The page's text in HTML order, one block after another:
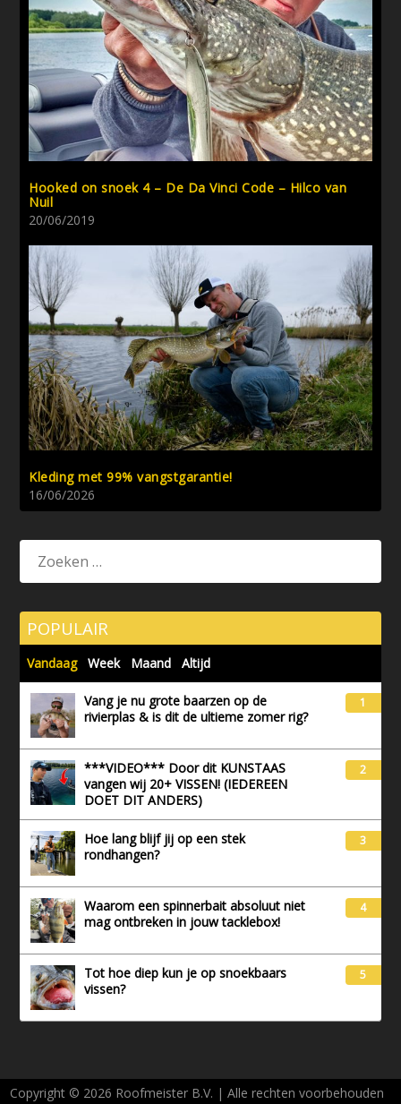
Hooked on snoek 4 – De Da Vinci Code – Hilco van
Nuil
20/06/2019
Kleding met 99% vangstgarantie!
16/06/2026
POPULAIR
Vandaag Week Maand Altijd
Vang je nu grote baarzen op de
rivierplas & is dit de ultieme zomer rig?
1
***VIDEO*** Door dit KUNSTAAS
vangen wij 20+ VISSEN! (IEDEREEN
DOET DIT ANDERS)
2
Hoe lang blijf jij op een stek
rondhangen?
3
Waarom een spinnerbait absoluut niet
mag ontbreken in jouw tacklebox!
4
Tot hoe diep kun je op snoekbaars
vissen?
5
Copyright © 2026 Roofmeister B.V. | Alle rechten voorbehouden